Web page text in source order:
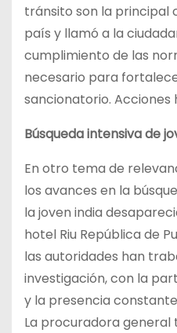
tránsito son la principal
país y llamó a la
cumplimiento de las
necesario para
sancionatorio. Acciones
Búsqueda intensiva de
En otro tema de
los avances en la
la joven india
hotel Riu República de
las autoridades han
investigación, con la
y la presencia
La procuradora general